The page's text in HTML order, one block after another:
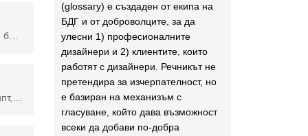
битовете.
"
(glossary) e създаден от екипа на
БДГ и от доброволците, за да
улесни 1) професионалните
дизайнери и 2) клиентите, които
работят с дизайнери. Речникът не
претендира за изчерпателност, но
е базиран на механизъм с
гласуване, който дава възможност
всеки да добави по-добра